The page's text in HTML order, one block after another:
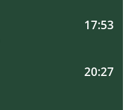
17:53
20:27